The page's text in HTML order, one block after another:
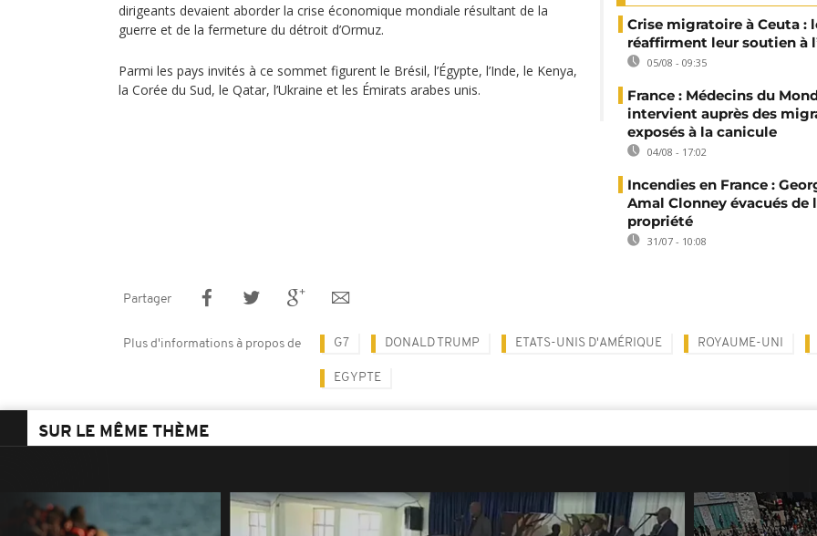
dirigeants devaient aborder la crise économique mondiale résultant de la
guerre et de la fermeture du détroit d’Ormuz.
Parmi les pays invités à ce sommet figurent le Brésil, l’Égypte, l’Inde, le Kenya,
la Corée du Sud, le Qatar, l’Ukraine et les Émirats arabes unis.
Crise migratoire à Ceuta :
réaffirment leur soutien à
05/08 - 09:35
France : Médecins du
intervient auprès des
exposés à la canicule
04/08 - 17:02
Incendies en France :
Amal Clonney évacués de
propriété
31/07 - 10:08
Partager
Plus d'informations à propos de G7 DONALD TRUMP ETATS-UNIS D'AMÉRIQUE ROYAUME-UNI
EGYPTE
SUR LE MÊME THÈME